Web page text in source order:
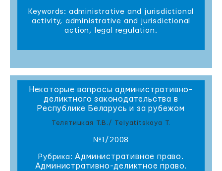
Keywords: administrative and jurisdictional
activity, administrative and jurisdictional
action, legal regulation.
Некоторые вопросы административно-
деликтного законодательства в
Республике Беларусь и за рубежом
Телятицкая Т.В./ Telyatitskaya T.
№1/2008
Рубрика:Административное право.
Административно-деликтное право.